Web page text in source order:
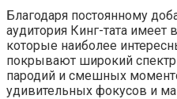
Благодаря постоянному
аудитория Кинг-тата имеет
которые наиболее
покрывают широкий
пародий и смешных
удивительных фокусов и